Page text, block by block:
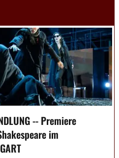
-- Premiere
im